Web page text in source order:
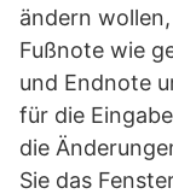
ändern
Fußnote wie
und Endnote
für die
die
Sie das